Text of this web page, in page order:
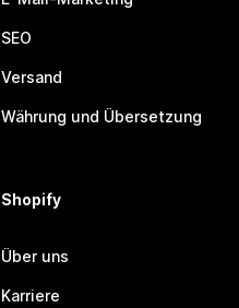
SEO
Versand
Währung und Übersetzung
Shopify
Über uns
Karriere